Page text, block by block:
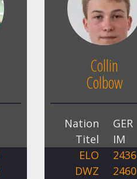
Collin
Colbow
Nation
GER
Titel
IM
ELO
2436
DWZ
2460